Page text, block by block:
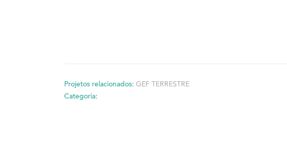
Projetos relacionados: GEF TERRESTRE
Categoria: